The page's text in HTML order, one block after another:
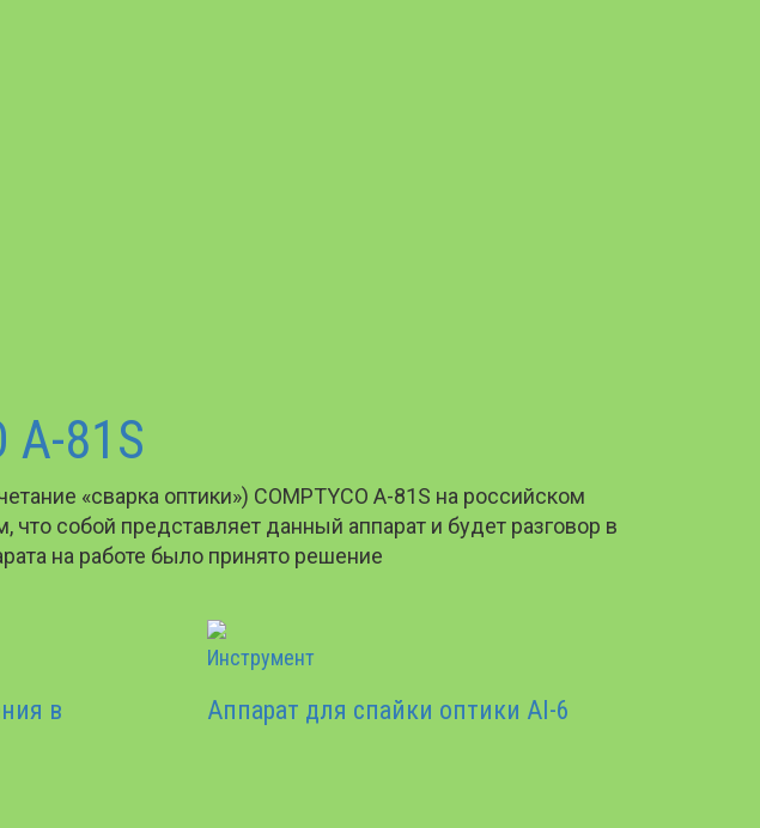
A-81S
«сварка оптики») COMPTYCO A-81S на российском
собой представляет данный аппарат и будет разговор в
на работе было принято решение
в
Инструмент
Аппарат для спайки оптики AI-6